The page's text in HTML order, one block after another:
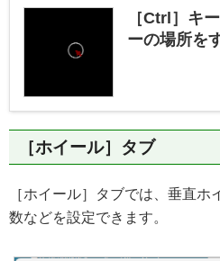
［Ctrl］キ
ーの場所を
［ホイール］タブ
［ホイール］タブでは、垂直
数などを設定できます。